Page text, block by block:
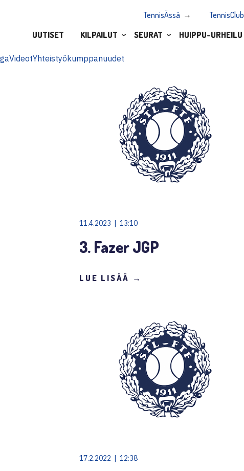
TennisÄssä TennisClub
UUTISET
KILPAILUT SEURAT HUIPPU-URHEILU
VideotYhteistyökumppanuudet
11.4.2023 | 13:10
3. Fazer JGP
LUE LISÄÄ →
17.2.2022 | 12:38